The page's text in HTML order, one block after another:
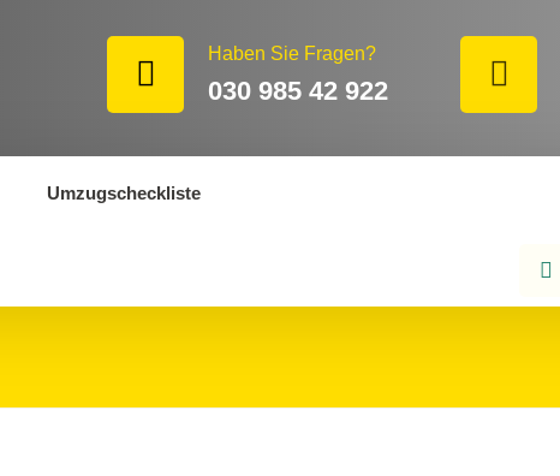
Haben Sie Fragen?
030 985 42 922
Umzugscheckliste